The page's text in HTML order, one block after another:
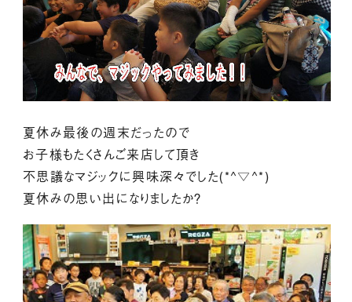
夏休み最後の週末だったので
お子様もたくさんご来店して頂き
不思議なマジックに興味深々でした(*^▽^*)
夏休みの思い出になりましたか？